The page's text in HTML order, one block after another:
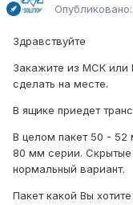
Опубликовано:
Здравствуйте
Закажите из МСК или
сделать на месте.
В ящике приедет
В целом пакет 50 - 52
80 мм серии. Скрытые
нормальный вариант.
Пакет какой Вы